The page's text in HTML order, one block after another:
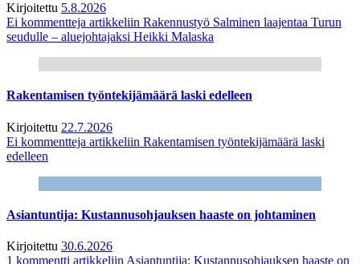
Kirjoitettu 5.8.2026
Ei kommentteja artikkeliin Rakennustyö Salminen laajentaa Turun
seudulle – aluejohtajaksi Heikki Malaska
Rakentamisen työntekijämäärä laski edelleen
Kirjoitettu 22.7.2026
Ei kommentteja artikkeliin Rakentamisen työntekijämäärä laski
edelleen
Asiantuntija: Kustannusohjauksen haaste on johtaminen
Kirjoitettu 30.6.2026
1 kommentti artikkeliin Asiantuntija: Kustannusohjauksen haaste on